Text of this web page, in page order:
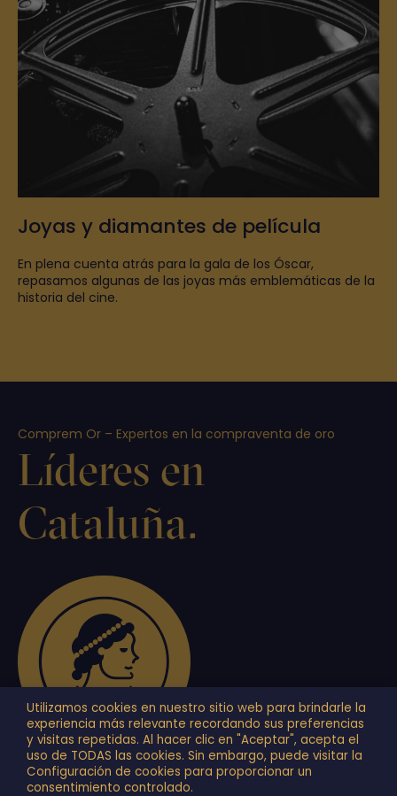
Joyas y diamantes de película
En plena cuenta atrás para la gala de los Óscar,
repasamos algunas de las joyas más emblemáticas de la
historia del cine.
Comprem Or – Expertos en la compraventa de oro
Líderes en
Cataluña.
+34 934 878 749
Utilizamos cookies en nuestro sitio web para brindarle la
experiencia más relevante recordando sus preferencias
y visitas repetidas. Al hacer clic en "Aceptar", acepta el
uso de TODAS las cookies. Sin embargo, puede visitar la
Configuración de cookies para proporcionar un
consentimiento controlado.